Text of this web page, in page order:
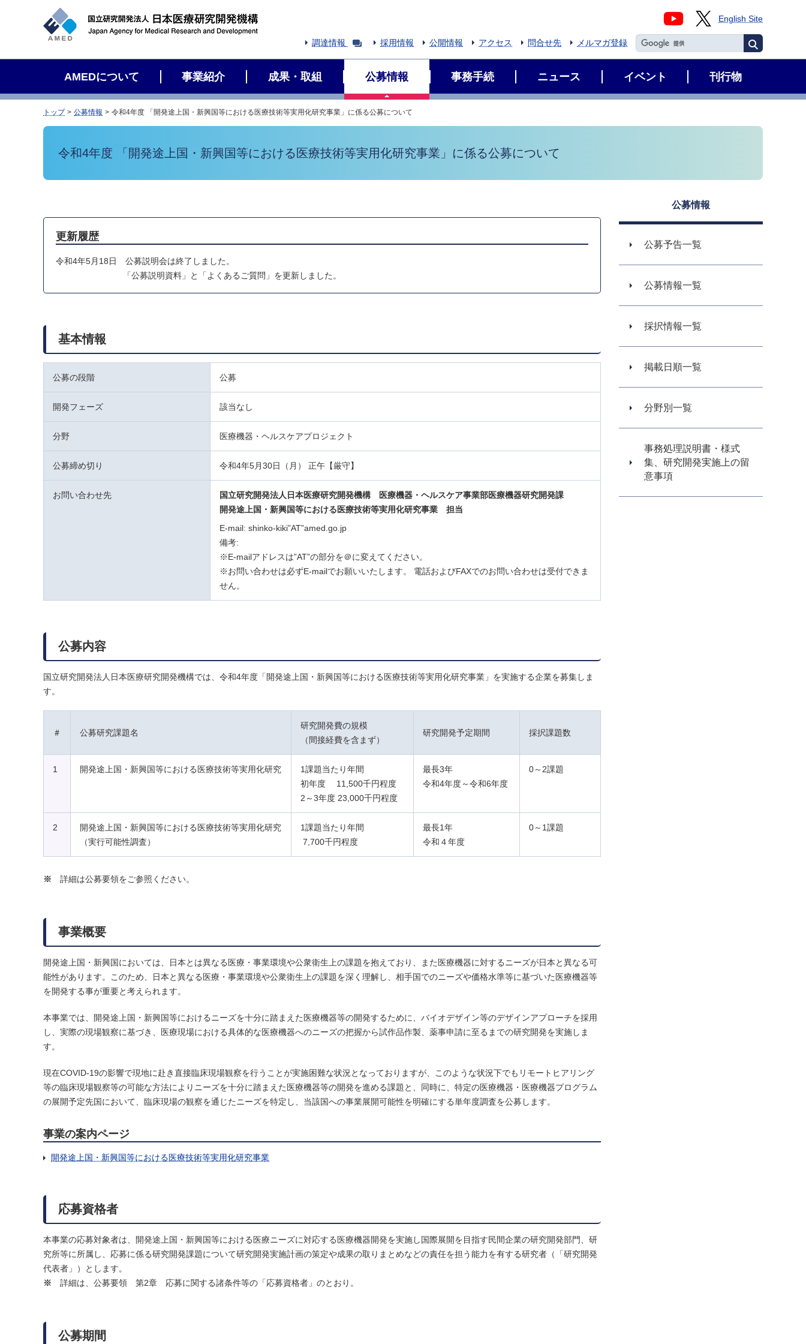
English Site
調達情報 採用情報 公開情報 アクセス 問合せ先 メルマガ登録
AMEDについて 事業紹介 成果・取組 公募情報 事務手続 ニュース イベント 刊行物
トップ 公募情報 令和4年度 「開発途上国・新興国等における医療技術等実用化研究事業」に係る公募について
令和4年度 「開発途上国・新興国等における医療技術等実用化研究事業」に係る公募について
更新履歴
令和4年5月18日 公募説明会は終了しました。
「公募説明資料」と「よくあるご質問」を更新しました。
基本情報
公募の段階 公募
開発フェーズ 該当なし
分野 医療機器・ヘルスケアプロジェクト
公募締め切り 令和4年5月30日（月） 正午【厳守】
お問い合わせ先
国立研究開発法人日本医療研究開発機構 医療機器・ヘルスケア事業部医療機器研究開発課
開発途上国・新興国等における医療技術等実用化研究事業
担当
E-mail: shinko-kiki”AT”amed.go.jp
備考:
※E-mailアドレスは”AT”の部分を＠に変えてください。
※お問い合わせは必ずE-mailでお願いいたします。 電話およびFAXでのお問い合わせは受付できま
せん。
公募内容
国立研究開発法人日本医療研究開発機構では、令和4年度「開発途上国・新興国等における医療技術等実用化研究事業」を実施する企業を募集しま
す。
＃ 公募研究課題名
研究開発費の規模
（間接経費を含まず）
研究開発予定期間 採択課題数
1 開発途上国・新興国等における医療技術等実用化研究
1課題当たり年間
初年度 11,500千円程度
2～3年度 23,000千円程度
最長3年
令和4年度～令和6年度
0～2課題
2
開発途上国・新興国等における医療技術等実用化研究
（実行可能性調査）
1課題当たり年間
7,700千円程度
最長1年
令和４年度
0～1課題
※ 詳細は公募要領をご参照ください。
事業概要
開発途上国・新興国においては、日本とは異なる医療・事業環境や公衆衛生上の課題を抱えており、また医療機器に対するニーズが日本と異なる可
能性があります。このため、日本と異なる医療・事業環境や公衆衛生上の課題を深く理解し、相手国でのニーズや価格水準等に基づいた医療機器等
を開発する事が重要と考えられます。
本事業では、開発途上国・新興国等におけるニーズを十分に踏まえた医療機器等の開発するために、バイオデザイン等のデザインアプローチを採用
し、実際の現場観察に基づき、医療現場における具体的な医療機器へのニーズの把握から試作品作製、薬事申請に至るまでの研究開発を実施しま
す。
現在COVID-19の影響で現地に赴き直接臨床現場観察を行うことが実施困難な状況となっておりますが、このような状況下でもリモートヒアリング
等の臨床現場観察等の可能な方法によりニーズを十分に踏まえた医療機器等の開発を進める課題と、同時に、特定の医療機器・医療機器プログラム
の展開予定先国において、臨床現場の観察を通じたニーズを特定し、当該国への事業展開可能性を明確にする単年度調査を公募します。
事業の案内ページ
開発途上国・新興国等における医療技術等実用化研究事業
応募資格者
本事業の応募対象者は、開発途上国・新興国等における医療ニーズに対応する医療機器開発を実施し国際展開を目指す民間企業の研究開発部門、研
究所等に所属し、応募に係る研究開発課題について研究開発実施計画の策定や成果の取りまとめなどの責任を担う能力を有する研究者（「研究開発
代表者」）とします。
※ 詳細は、公募要領 第2章 応募に関する諸条件等の「応募資格者」のとおり。
公募期間
公募情報
公募予告一覧
公募情報一覧
採択情報一覧
掲載日順一覧
分野別一覧
事務処理説明書・様式
集、研究開発実施上の留
意事項